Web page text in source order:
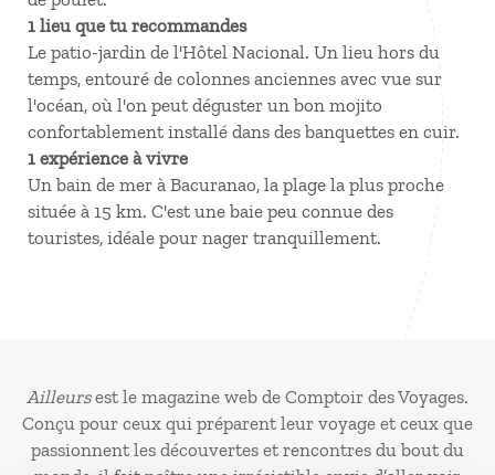
1 lieu que tu recommandes
Le patio-jardin de l'Hôtel Nacional. Un lieu hors du
temps, entouré de colonnes anciennes avec vue sur
l'océan, où l'on peut déguster un bon mojito
confortablement installé dans des banquettes en cuir.
1 expérience à vivre
Un bain de mer à Bacuranao, la plage la plus proche
située à 15 km. C'est une baie peu connue des
touristes, idéale pour nager tranquillement.
Ailleursest le magazine web de Comptoir des Voyages.
Conçu pour ceux qui préparent leur voyage et ceux que
passionnent les découvertes et rencontres du bout du